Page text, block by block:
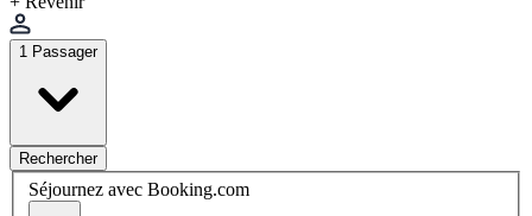
1 Passager
Rechercher
Séjournez avec Booking.com